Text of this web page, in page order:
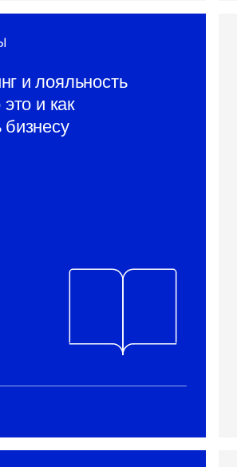
и лояльность
и как
бизнесу